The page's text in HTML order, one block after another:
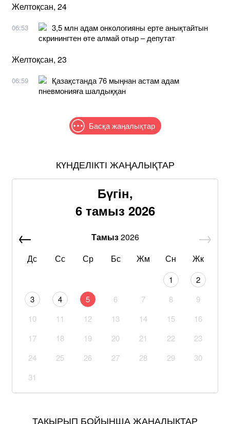
Желтоқсан, 24
06:53
3,5 млн адам онкологияны ерте анықтайтын
скринингтен өте алмай отыр – депутат
Желтоқсан, 23
06:59
Қазақстанда 76 мыңнан астам адам
пневмонияға шалдыққан
Басқа жаңалықтар
КҮНДЕЛІКТІ ЖАҢАЛЫҚТАР
Бүгін,
6 тамыз 2026
Тамыз2026
Дс
Сс Ср Бс Жм Сн Жк
1
2
3
4 5 6 7 8
9
10
11 12 13 14 15
16
17
18 19 20 21 22
23
24
25 26 27 28 29
30
31
ТАҚЫРЫП БОЙЫНША ЖАҢАЛЫҚТАР